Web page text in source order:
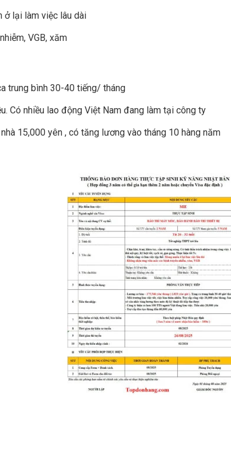
ở lại làm việc lâu dài
VGB, xăm
trung bình 30-40 tiếng/ tháng
Có nhiều lao động Việt Nam đang làm tại công ty
15,000 yên , có tăng lương vào tháng 10 hàng năm